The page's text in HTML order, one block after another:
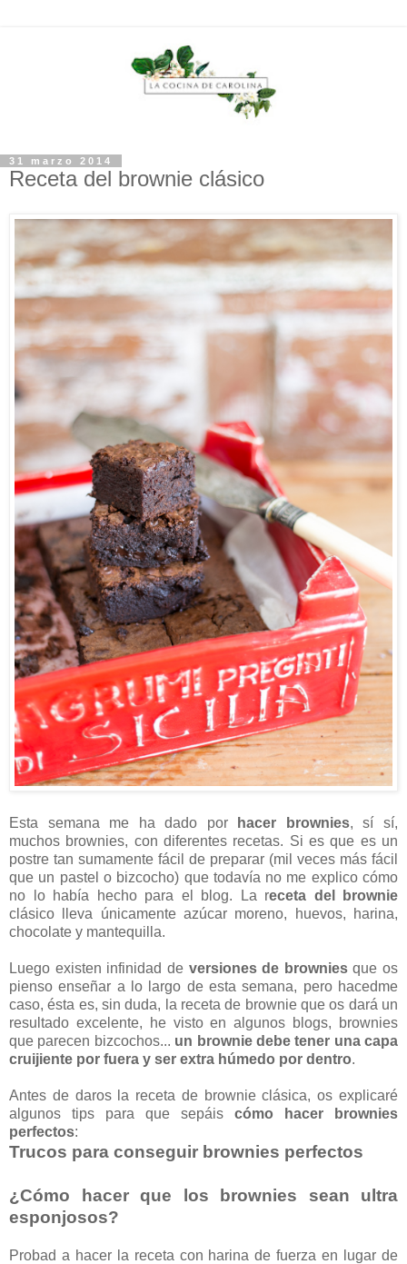
31 marzo 2014
Receta del brownie clásico
Esta semana me ha dado por hacer brownies, sí sí,
muchos brownies, con diferentes recetas. Si es que es un
postre tan sumamente fácil de preparar (mil veces más fácil
que un pastel o bizcocho) que todavía no me explico cómo
no lo había hecho para el blog. La receta del brownie
clásico lleva únicamente azúcar moreno, huevos, harina,
chocolate y mantequilla.
Luego existen infinidad de versiones de browniesque os
pienso enseñar a lo largo de esta semana, pero hacedme
caso, ésta es, sin duda, la receta de brownie que os dará un
resultado excelente, he visto en algunos blogs, brownies
que parecen bizcochos... un brownie debe tener una capa
cruijiente por fuera y ser extra húmedo por dentro.
Antes de daros la receta de brownie clásica, os explicaré
algunos tips para que sepáis cómo hacer brownies
perfectos:
Trucos para conseguir brownies perfectos
¿Cómo hacer que los brownies sean ultra
esponjosos?
Probad a hacer la receta con harina de fuerza en lugar de